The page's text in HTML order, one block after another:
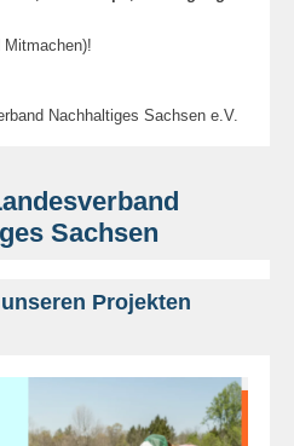
Nachhaltiges Sachsen e.V.
Sachsen
Projekten